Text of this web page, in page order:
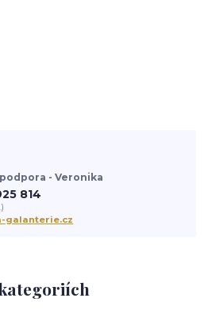
- Veronika
814
galanterie.cz